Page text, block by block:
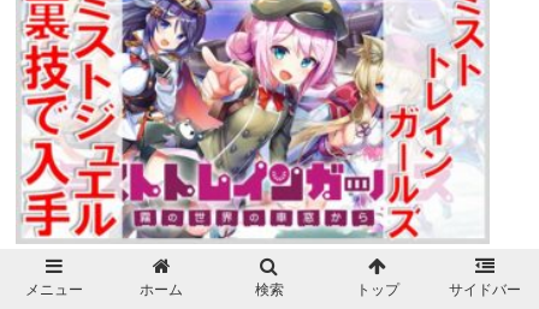
ミストトレインガールズ ミストジュエル集めの
メニュー ホーム 検索 トップ サイドバー